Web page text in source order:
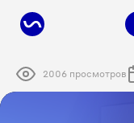
2006 просмотров